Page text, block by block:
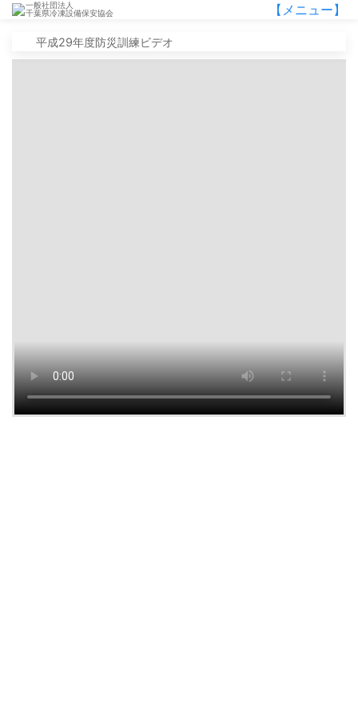
一般社団法人
千葉県冷凍設備保安協会
【メニュー】
平成29年度防災訓練ビデオ